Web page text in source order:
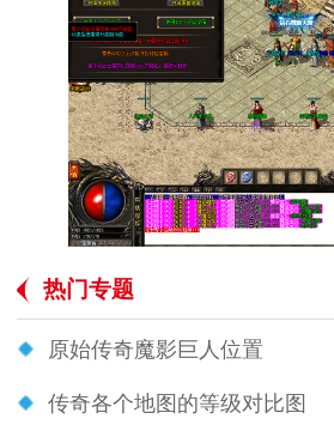
热门专题
原始传奇魔影巨人位置
传奇各个地图的等级对比图